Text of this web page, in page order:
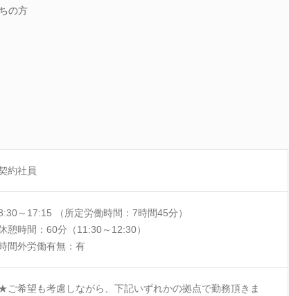
の方
約社員
～17:15 （所定労働時間：7時間45分）
憩時間：60分（11:30～12:30）
間外労働有無：有
ご希望も考慮しながら、下記いずれかの拠点で勤務頂きま